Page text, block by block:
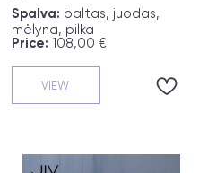
Spalva: baltas, juodas,
mėlyna, pilka
Price: 108,00 €
VIEW